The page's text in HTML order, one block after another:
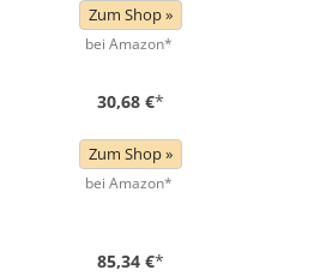
Zum Shop »
bei Amazon*
30,68 €*
Zum Shop »
bei Amazon*
85,34 €*